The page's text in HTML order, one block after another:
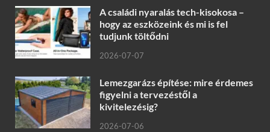
A családi nyaralás tech-kisokosa –
hogy az eszközeink és mi is fel
tudjunk töltődni
2026-07-07
Lemezgarázs építése: mire érdemes
figyelni a tervezéstől a
kivitelezésig?
2026-07-06